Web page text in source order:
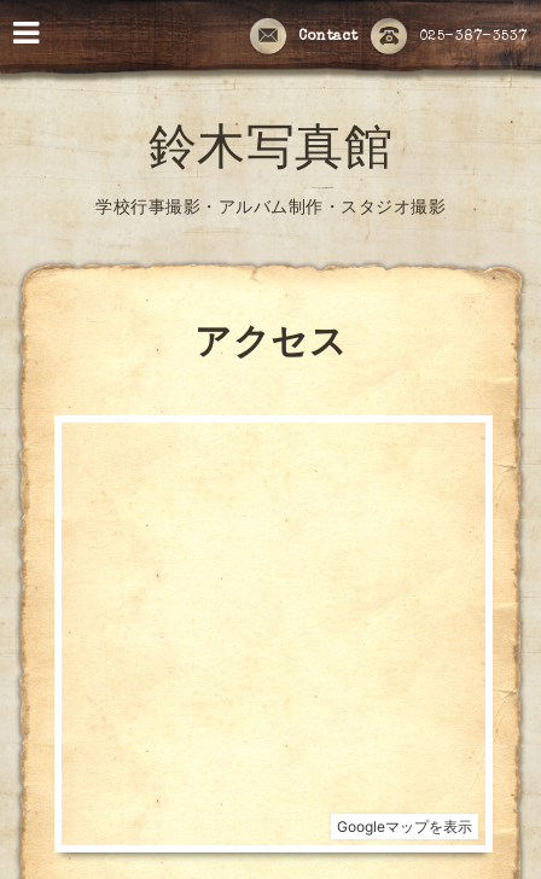
025-387-3537
Contact
鈴木写真館
学校行事撮影・アルバム制作・スタジオ撮影
アクセス